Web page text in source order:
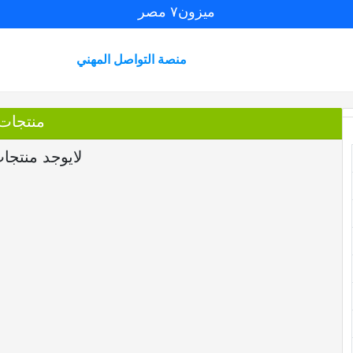
ميزون٧ مصر
منصة التواصل المهني
لايوجد